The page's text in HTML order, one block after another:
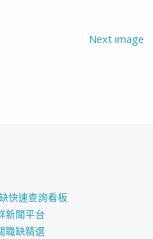
Next image
快速查詢看板
新聞平台
職缺精選